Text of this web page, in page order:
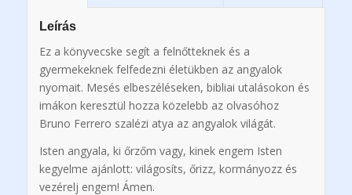
Leírás
Ez a könyvecske segít a felnőtteknek és a
gyermekeknek felfedezni életükben az angyalok
nyomait. Mesés elbeszéléseken, bibliai utalásokon és
imákon keresztül hozza közelebb az olvasóhoz
Bruno Ferrero szalézi atya az angyalok világát.
Isten angyala, ki őrzőm vagy, kinek engem Isten
kegyelme ajánlott: világosíts, őrizz, kormányozz és
vezérelj engem! Ámen.